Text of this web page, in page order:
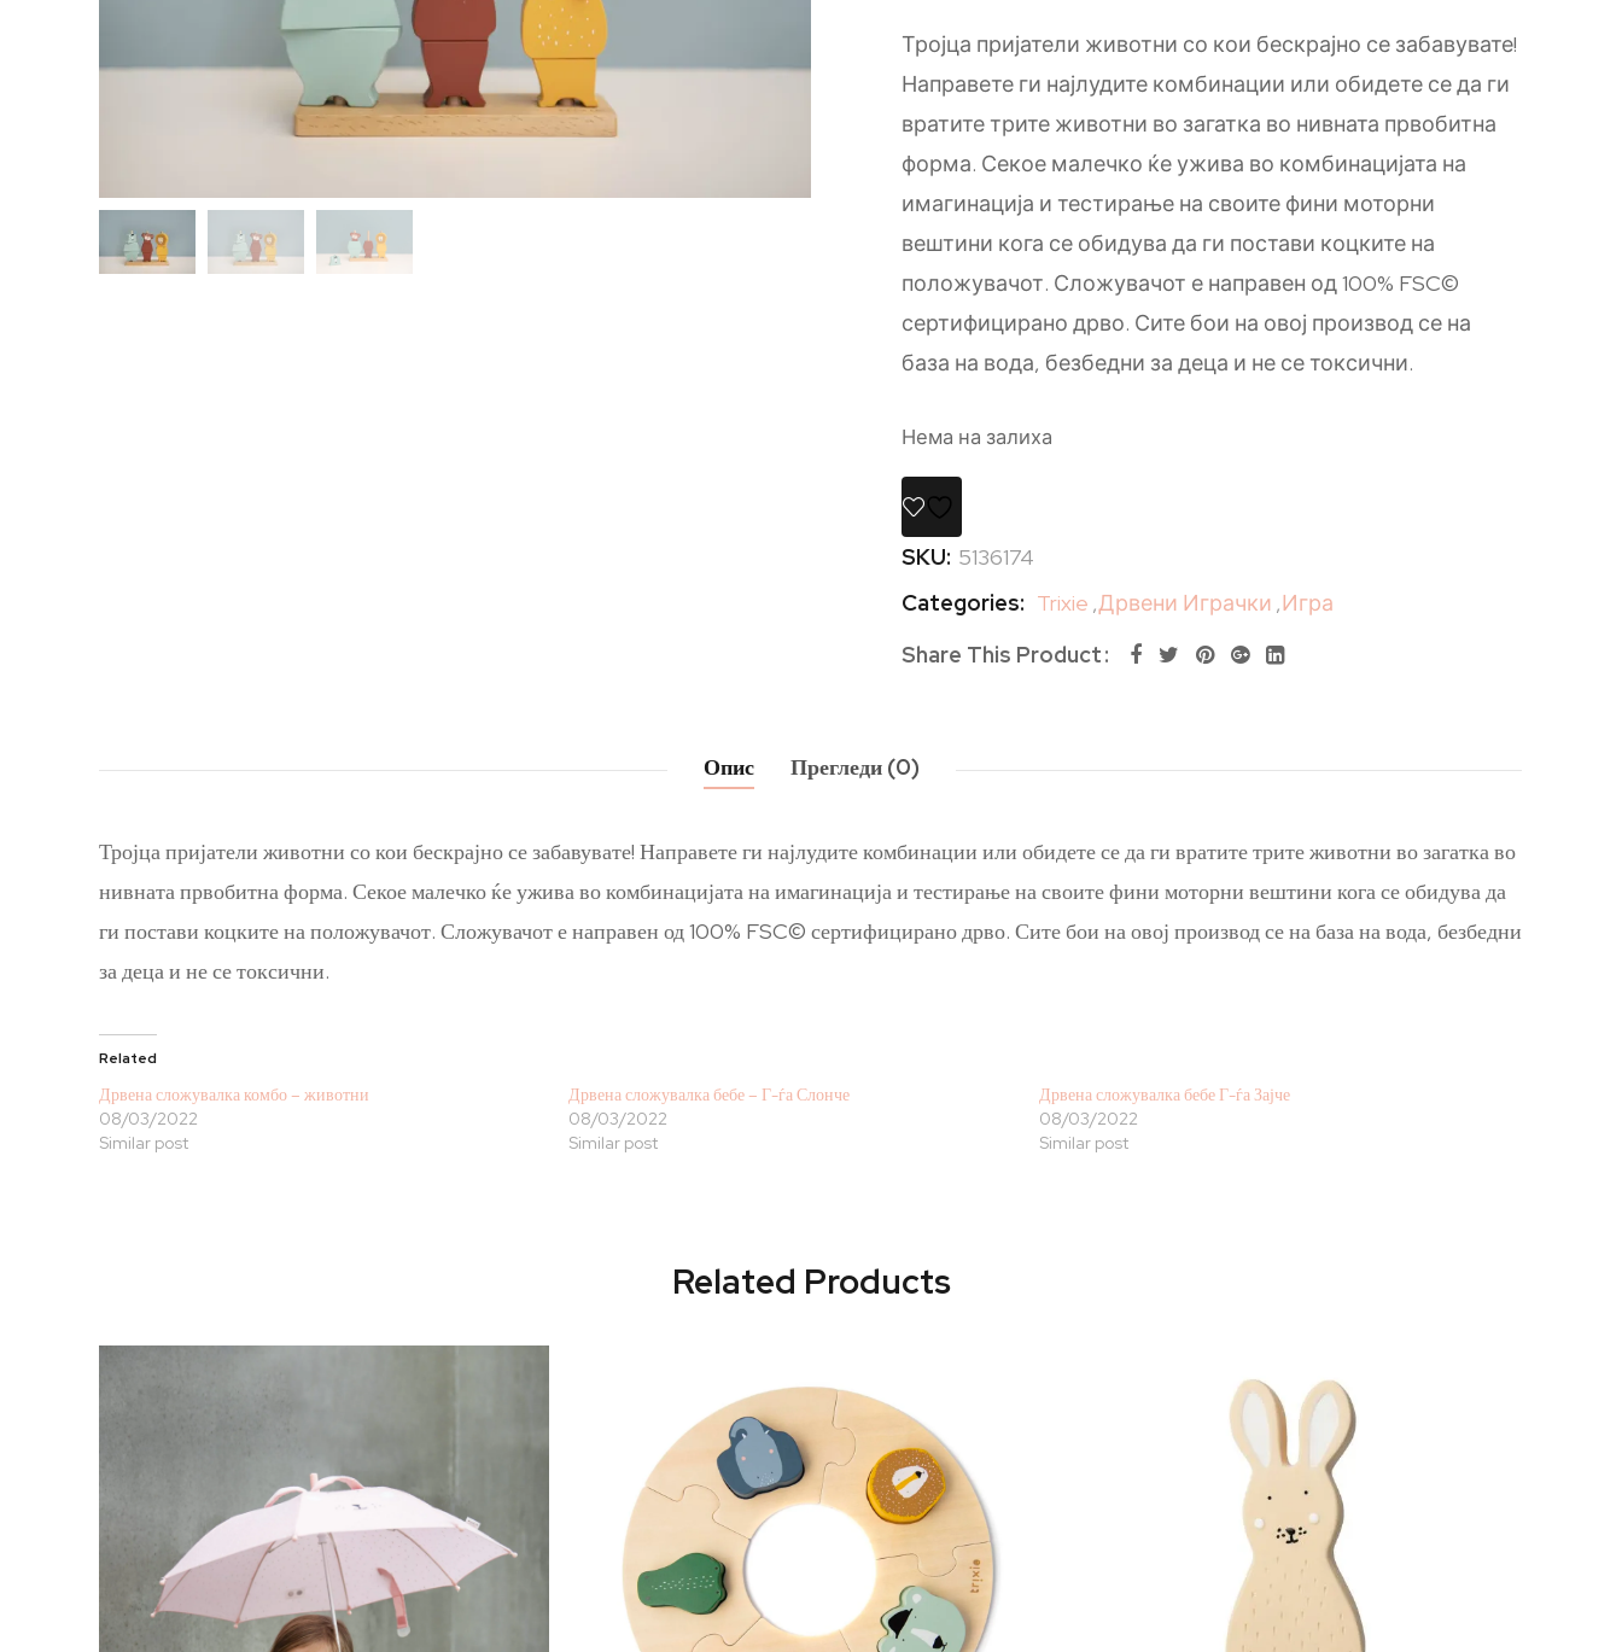
Тројца пријатели животни со кои бескрајно се забавувате!
Направете ги најлудите комбинации или обидете се да ги
вратите трите животни во загатка во нивната првобитна
форма. Секое малечко ќе ужива во комбинацијата на
имагинација и тестирање на своите фини моторни
вештини кога се обидува да ги постави коцките на
положувачот. Сложувачот е направен од 100% FSC©
сертифицирано дрво. Сите бои на овој производ се на
база на вода, безбедни за деца и не се токсични.
Нема на залиха
SKU: 5136174
Categories: Trixie ,Дрвени Играчки ,Игра
Share This Product
Опис Прегледи (0)
Тројца пријатели животни со кои бескрајно се забавувате! Направете ги најлудите комбинации или обидете се да ги вратите трите животни во загатка во
нивната првобитна форма. Секое малечко ќе ужива во комбинацијата на имагинација и тестирање на своите фини моторни вештини кога се обидува да
ги постави коцките на положувачот. Сложувачот е направен од 100% FSC© сертифицирано дрво. Сите бои на овој производ се на база на вода, безбедни
за деца и не се токсични.
Related
Дрвена сложувалка комбо – животни
08/03/2022
Similar post
Дрвена сложувалка бебе – Г-ѓа Слонче
08/03/2022
Similar post
Дрвена сложувалка бебе Г-ѓа Зајче
08/03/2022
Similar post
Related Products